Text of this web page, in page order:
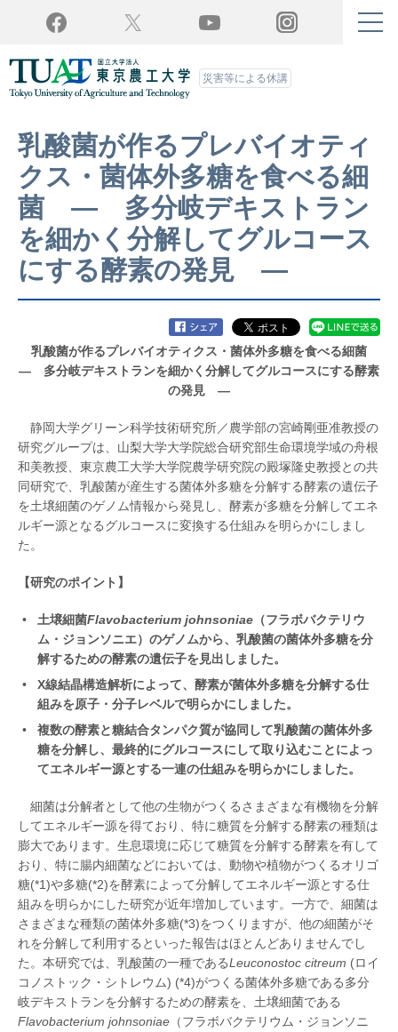
Facebook YouTube Instagram
災害等による休講
乳酸菌が作るプレバイオティ
クス・菌体外多糖を食べる細
菌 ― 多分岐デキストラン
を細かく分解してグルコース
にする酵素の発見 ―
乳酸菌が作るプレバイオティクス・菌体外多糖を食べる細菌
― 多分岐デキストランを細かく分解してグルコースにする酵素
の発見 ―
静岡大学グリーン科学技術研究所／農学部の宮崎剛亜准教授の
研究グループは、山梨大学大学院総合研究部生命環境学域の舟根
和美教授、東京農工大学大学院農学研究院の殿塚隆史教授との共
同研究で、乳酸菌が産生する菌体外多糖を分解する酵素の遺伝子
を土壌細菌のゲノム情報から発見し、酵素が多糖を分解してエネ
ルギー源となるグルコースに変換する仕組みを明らかにしまし
た。
【研究のポイント】
土壌細菌Flavobacterium johnsoniae （フラボバクテリウ
ム・ジョンソニエ）のゲノムから、乳酸菌の菌体外多糖を分
解するための酵素の遺伝子を見出しました。
X線結晶構造解析によって、酵素が菌体外多糖を分解する仕
組みを原子・分子レベルで明らかにしました。
複数の酵素と糖結合タンパク質が協同して乳酸菌の菌体外多
糖を分解し、最終的にグルコースにして取り込むことによっ
てエネルギー源とする一連の仕組みを明らかにしました。
細菌は分解者として他の生物がつくるさまざまな有機物を分解
してエネルギー源を得ており、特に糖質を分解する酵素の種類は
膨大であります。生息環境に応じて糖質を分解する酵素を有して
おり、特に腸内細菌などにおいては、動物や植物がつくるオリゴ
糖(*1)や多糖(*2)を酵素によって分解してエネルギー源とする仕
組みを明らかにした研究が近年増加しています。一方で、細菌は
さまざまな種類の菌体外多糖(*3)をつくりますが、他の細菌がそ
れを分解して利用するといった報告はほとんどありませんでし
た。本研究では、乳酸菌の一種であるLeuconostoc citreum (ロイ
コノストック・シトレウム) (*4)がつくる菌体外多糖である多分
岐デキストランを分解するための酵素を、土壌細菌である
Flavobacterium johnsoniae （フラボバクテリウム・ジョンソニ